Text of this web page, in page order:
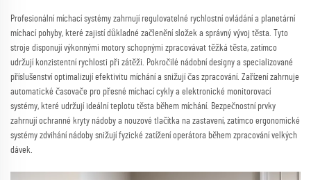
Profesionální míchací systémy zahrnují regulovatelné rychlostní ovládání a planetární
míchací pohyby, které zajistí důkladné začlenění složek a správný vývoj těsta. Tyto
stroje disponují výkonnými motory schopnými zpracovávat těžká těsta, zatímco
udržují konzistentní rychlosti při zátěži. Pokročilé nádobní designy a specializované
příslušenství optimalizují efektivitu míchání a snižují čas zpracování. Zařízení zahrnuje
automatické časovače pro přesné míchací cykly a elektronické monitorovací
systémy, které udržují ideální teplotu těsta během míchání. Bezpečnostní prvky
zahrnují ochranné kryty nádoby a nouzové tlačítka na zastavení, zatímco ergonomické
systémy zdvihání nádoby snižují fyzické zatížení operátora během zpracování velkých
dávek.